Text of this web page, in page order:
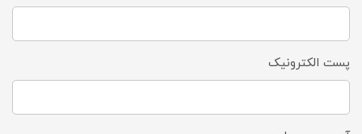
پست الکترونیک